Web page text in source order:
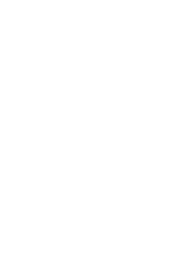
評価/フォロー体制充実
年収600万超も/成果還元/研修充実